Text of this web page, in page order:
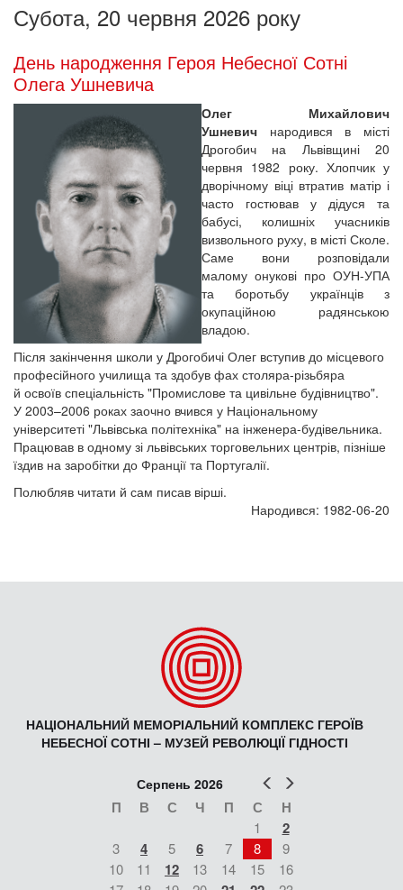
Субота, 20 червня 2026 року
День народження Героя Небесної Сотні
Олега Ушневича
Олег Михайлович
Ушневич народився в місті
Дрогобич на Львівщині 20
червня 1982 року. Хлопчик у
дворічному віці втратив матір і
часто гостював у дідуся та
бабусі, колишніх учасників
визвольного руху, в місті Сколе.
Саме вони розповідали
малому онукові про ОУН-УПА
та боротьбу українців з
окупаційною радянською
владою.
Після закінчення школи у Дрогобичі Олег вступив до місцевого
професійного училища та здобув фах столяра-різьбяра
й освоїв спеціальність "Промислове та цивільне будівництво".
У 2003–2006 роках заочно вчився у Національному
університеті "Львівська політехніка" на інженера-будівельника.
Працював в одному зі львівських торговельних центрів, пізніше
їздив на заробітки до Франції та Португалії.
Полюбляв читати й сам писав вірші.
Народився: 1982-06-20
НАЦІОНАЛЬНИЙ МЕМОРІАЛЬНИЙ КОМПЛЕКС ГЕРОЇВ
НЕБЕСНОЇ СОТНІ – МУЗЕЙ РЕВОЛЮЦІЇ ГІДНОСТІ
Попер
Серпень 2026
П В С Ч П С Н
1 2
3 4 5 6 7 8
9
10
11 12 13 14 15
16